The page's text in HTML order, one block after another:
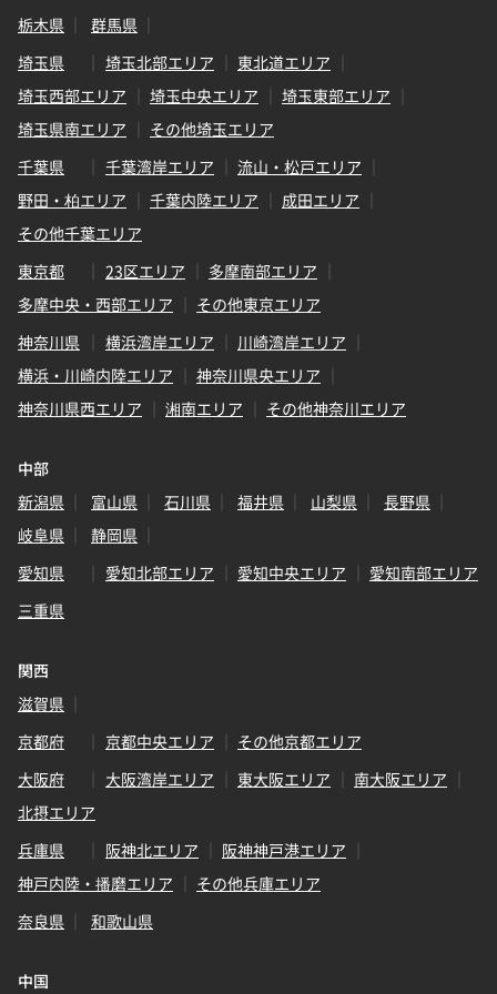
栃木県
群馬県
埼玉県
埼玉北部エリア
東北道エリア
埼玉西部エリア
埼玉中央エリア
埼玉東部エリア
埼玉県南エリア
その他埼玉エリア
千葉県
千葉湾岸エリア
流山・松戸エリア
野田・柏エリア
千葉内陸エリア
成田エリア
その他千葉エリア
東京都
23区エリア
多摩南部エリア
多摩中央・西部エリア
その他東京エリア
神奈川県
横浜湾岸エリア
川崎湾岸エリア
横浜・川崎内陸エリア
神奈川県央エリア
神奈川県西エリア
湘南エリア その他神奈川エリア
中部
新潟県
富山県 石川県 福井県 山梨県
長野県
岐阜県
静岡県
愛知県
愛知北部エリア 愛知中央エリア
愛知南部エリア
三重県
関西
滋賀県
京都府
京都中央エリア
その他京都エリア
大阪府
大阪湾岸エリア 東大阪エリア
南大阪エリア
北摂エリア
兵庫県
阪神北エリア
阪神神戸港エリア
神戸内陸・播磨エリア
その他兵庫エリア
奈良県
和歌山県
中国